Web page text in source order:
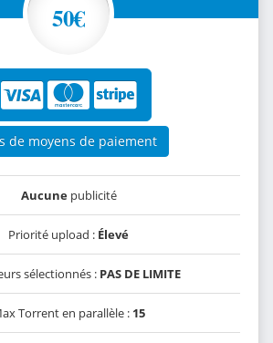
50€
de moyens de paiement
Aucunepublicité
Priorité upload : Élevé
sélectionnés : PAS DE LIMITE
Torrent en parallèle : 15